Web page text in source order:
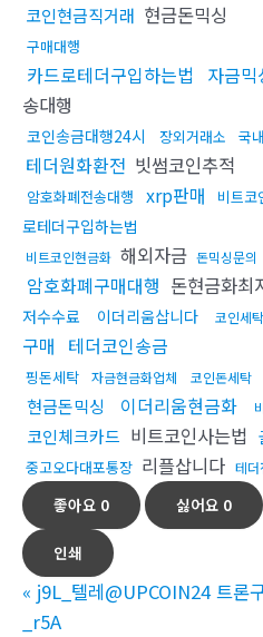
코인현금직거래 현금돈믹싱
구매대행
카드로테더구입하는법 자금믹
송대행
코인송금대행24시 장외거래소 국
테더원화환전 빗썸코인추적
암호화폐전송대행 xrp판매 비트코
로테더구입하는법
비트코인현금화 해외자금 돈믹싱문의
암호화폐구매대행 돈현금화최
저수수료
이더리움삽니다 코인세
구매 테더코인송금
핑돈세탁 자금현금화업체 코인돈세탁
현금돈믹싱 이더리움현금화
코인체크카드 비트코인사는법
중고오다대포통장 리플삽니다 테더
좋아요 0 싫어요 0
인쇄
« j9L_텔레@UPCOIN24 트론
_r5A